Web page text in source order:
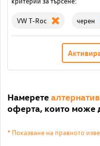
VW T-Roc черен
Намерете
оферта, които може
* Показване на правното